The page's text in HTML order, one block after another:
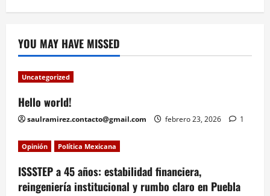
YOU MAY HAVE MISSED
Uncategorized
Hello world!
saulramirez.contacto@gmail.com febrero 23, 2026 1
Opinión Política Mexicana
ISSSTEP a 45 años: estabilidad financiera,
reingeniería institucional y rumbo claro en Puebla